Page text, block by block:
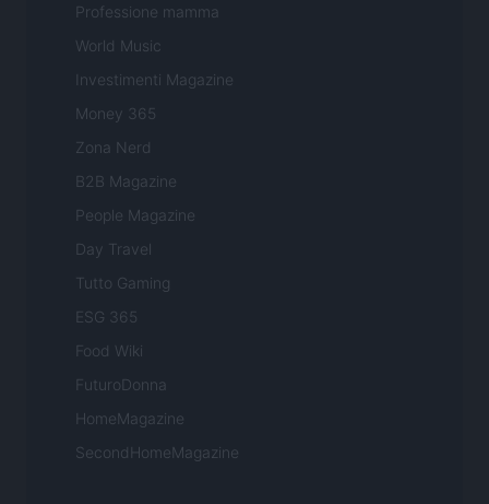
Professione mamma
World Music
Investimenti Magazine
Money 365
Zona Nerd
B2B Magazine
People Magazine
Day Travel
Tutto Gaming
ESG 365
Food Wiki
FuturoDonna
HomeMagazine
SecondHomeMagazine